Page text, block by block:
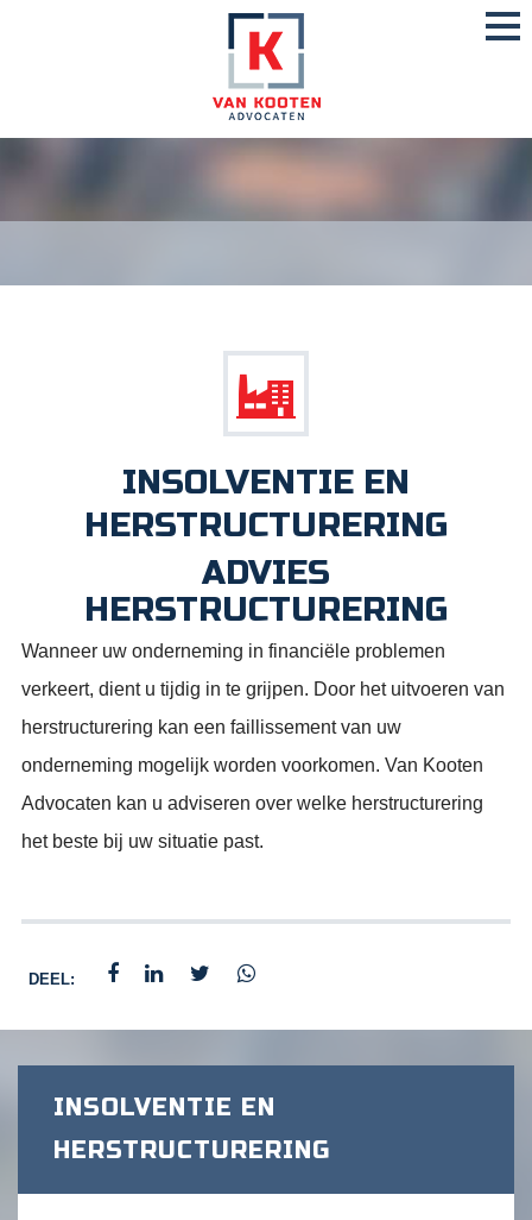
INSOLVENTIE EN
HERSTRUCTURERING
ADVIES
HERSTRUCTURERING
Wanneer uw onderneming in financiële problemen
verkeert, dient u tijdig in te grijpen. Door het uitvoeren van
herstructurering kan een faillissement van uw
onderneming mogelijk worden voorkomen. Van Kooten
Advocaten kan u adviseren over welke herstructurering
het beste bij uw situatie past.
DEEL:
INSOLVENTIE EN
HERSTRUCTURERING